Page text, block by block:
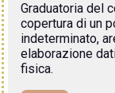
Graduatoria del
copertura di un
indeterminato,
elaborazione
fisica.